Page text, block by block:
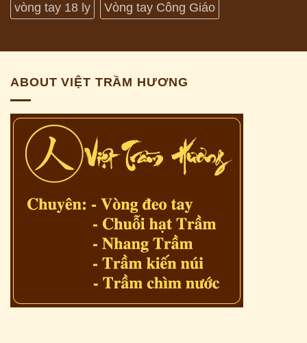
vòng tay 18 ly
Vòng tay Công Giáo
ABOUT VIỆT TRẦM HƯƠNG